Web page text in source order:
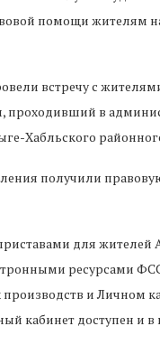
помощи жителям
встречу с
проходивший в
Хабльского
получили
для жителей
ресурсами
и Личном
кабинет доступен и